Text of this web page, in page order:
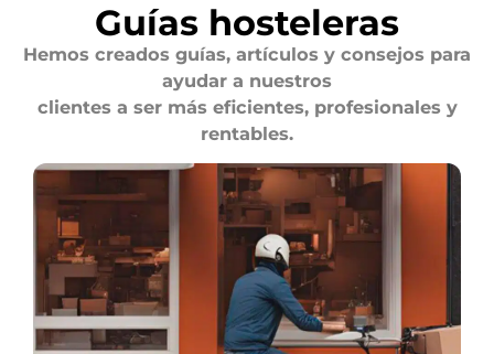
Guías hosteleras
Hemos creados guías, artículos y consejos para
ayudar a nuestros
clientes a ser más eficientes, profesionales y
rentables.